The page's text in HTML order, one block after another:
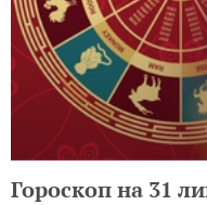
Гороскоп на 31